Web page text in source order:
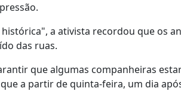
a ativista recordou que os
das ruas.
que algumas companheiras
a partir de quinta-feira, um dia